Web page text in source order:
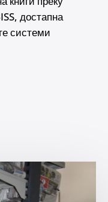
достапна
системи